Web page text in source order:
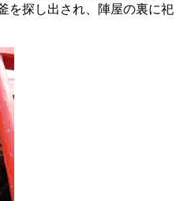
を探し出され、陣屋の裏に祀